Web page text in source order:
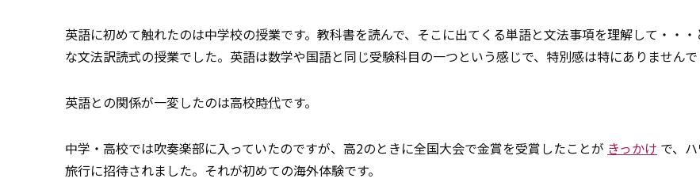
英語に初めて触れたのは中学校の授業です。教科書を読んで、そこに出てくる単語と文法事項を理解して・・・
な文法訳読式の授業でした。英語は数学や国語と同じ受験科目の一つという感じで、特別感は特にありませんで
英語との関係が一変したのは高校時代です。
中学・高校では吹奏楽部に入っていたのですが、高2のときに全国大会で金賞を受賞したことが きっかけ で、
旅行に招待されました。それが初めての海外体験です。